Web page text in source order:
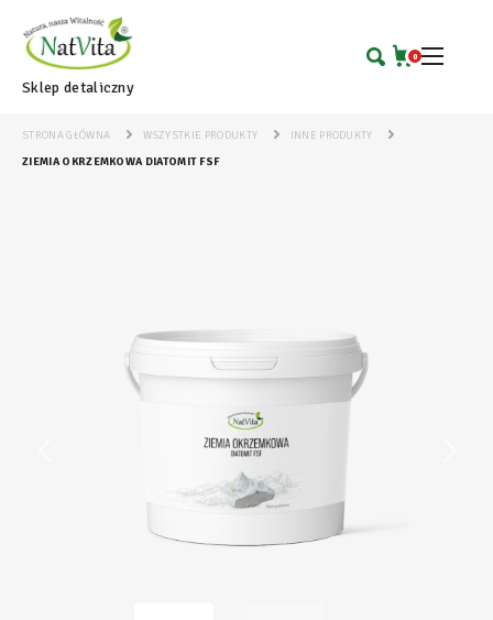
Sklep detaliczny
0
STRONA GŁÓWNA WSZYSTKIE PRODUKTY
INNE PRODUKTY
ZIEMIA OKRZEMKOWA DIATOMIT FSF